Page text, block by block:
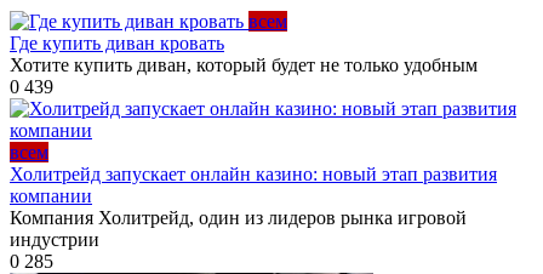
всем
Где купить диван кровать
Хотите купить диван, который будет не только удобным
0 439
всем
Холитрейд запускает онлайн казино: новый этап развития
компании
Компания Холитрейд, один из лидеров рынка игровой
индустрии
0 285